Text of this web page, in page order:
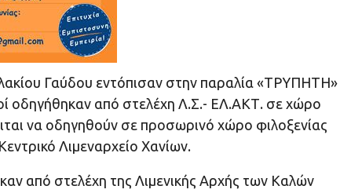
Γαύδου εντόπισαν στην παραλία «ΤΡΥΠΗΤΗ»
οδηγήθηκαν από στελέχη Λ.Σ.- ΕΛ.ΑΚΤ. σε χώρο
να οδηγηθούν σε προσωρινό χώρο φιλοξενίας
Λιμεναρχείο Χανίων.
από στελέχη της Λιμενικής Αρχής των Καλών